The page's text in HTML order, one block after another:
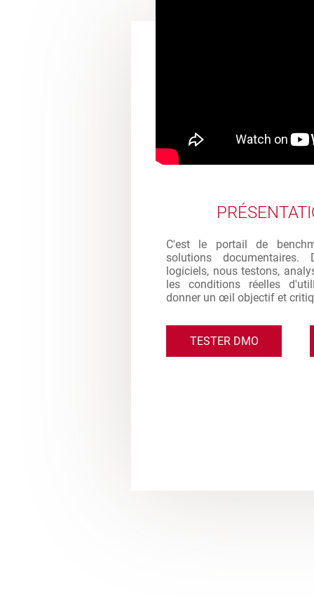
C'est le portail de
solutions documentaires.
logiciels, nous testons,
les conditions réelles
donner un œil objectif et
TESTER DMO